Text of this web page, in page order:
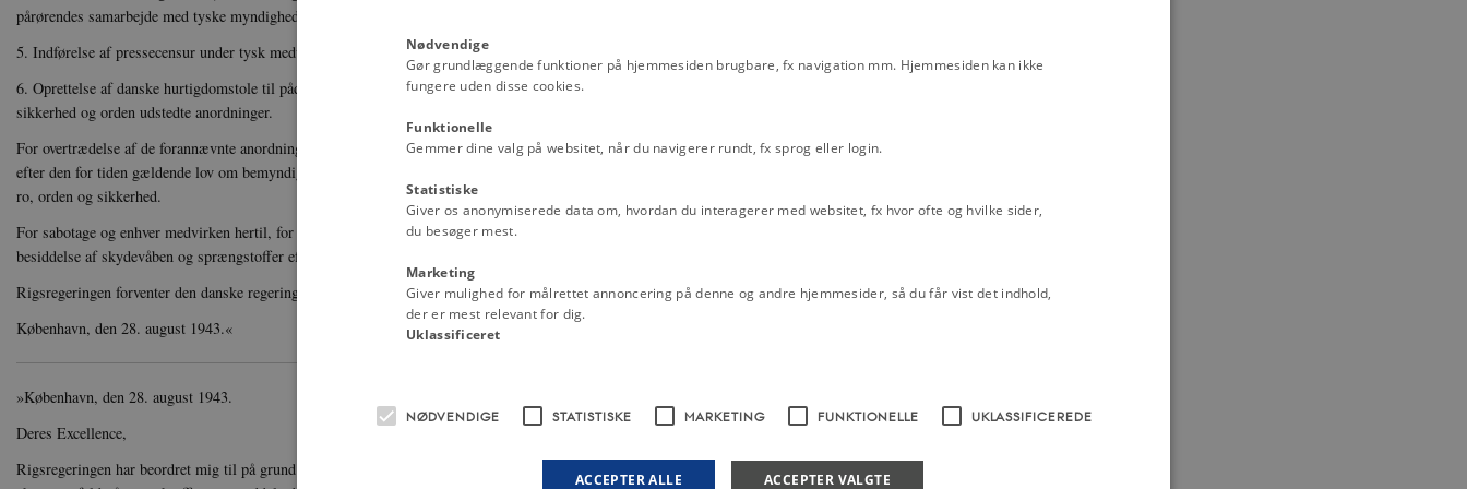
pårørendes samarbejde med tyske myndigheder eller forbindelse med tyske.
5. Indførelse af pressecensur under tysk medvirken.
6. Oprettelse af danske hurtigdomstole til pådømmelse af handlinger, der strider mod de til opretholdelse af
sikkerhed og orden udstedte anordninger.
For overtrædelse af de forannævnte anordninger skal trues med de højeste straffe, der kan komme i betragtning
efter den for tiden gældende lov om bemyndigelse for regeringen til at træffe bestemmelser til opretholdelse af
ro, orden og sikkerhed.
For sabotage og enhver medvirken hertil, for angreb mod den tyske Værnemagt og dens medlemmer samt for
besiddelse af skydevåben og sprængstoffer efter den 1. september 1943 skal der ufortøvet indføres dødsstraf.
Rigsregeringen forventer den danske regerings accept af foranstående fordringer inden kl. 16 i dag.
København, den 28. august 1943.«
»København, den 28. august 1943.
Deres Excellence,
Rigsregeringen har beordret mig til på grund af de i Odense forefaldne begivenheder og særlig på grund af det
august 1943
til jødespørgsmålet"
Emneord
Nødvendige
Gør grundlæggende funktioner på hjemmesiden brugbare, fx navigation mm. Hjemmesiden kan ikke
fungere uden disse cookies.
Funktionelle
Gemmer dine valg på websitet, når du navigerer rundt, fx sprog eller login.
Statistiske
Giver os anonymiserede data om, hvordan du interagerer med websitet, fx hvor ofte og hvilke sider,
du besøger mest.
Marketing
Giver mulighed for målrettet annoncering på denne og andre hjemmesider, så du får vist det indhold,
der er mest relevant for dig.
Uklassificeret
NØDVENDIGE STATISTISKE MARKETING FUNKTIONELLE UKLASSIFICEREDE
ACCEPTER ALLE ACCEPTER VALGTE